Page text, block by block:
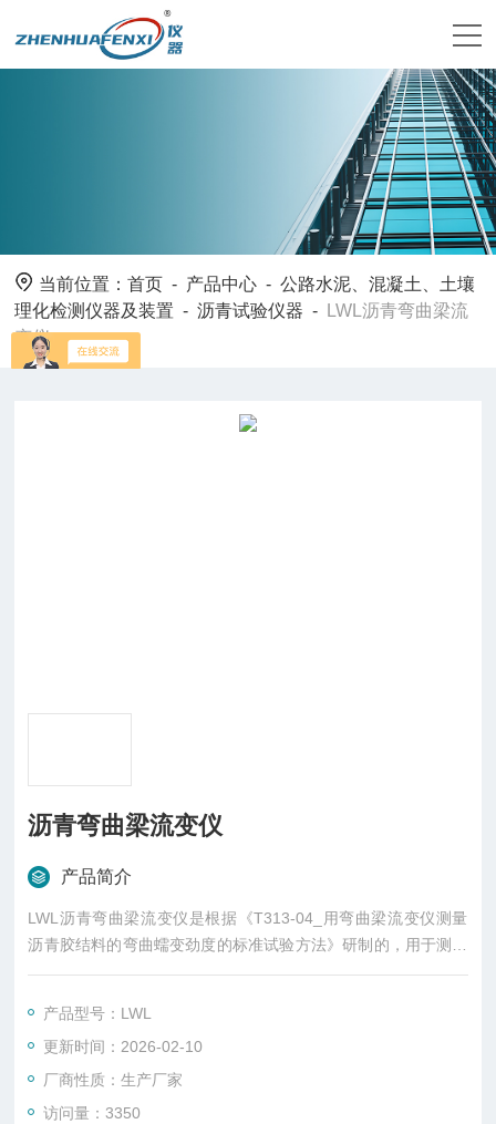
当前位置：首页 - 产品中心 -公路水泥、混凝土、土壤
理化检测仪器及装置 -沥青试验仪器 -
LWL沥青弯曲梁流
变仪
沥青弯曲梁流变仪
产品简介
LWL沥青弯曲梁流变仪是根据《T313-04_用弯曲梁流变仪测量
沥青胶结料的弯曲蠕变劲度的标准试验方法》研制的，用于测沥
青胶结料的挠曲蠕变或柔量，被测材料是未老化的沥青或T240
作温度范围为（-36~22）℃。它由高低温恒温水槽、杆杠加载装
置、数据采集系统及微机数据处理系统等部分组成，是国内*的沥
青弯曲梁流变自动测试设备。
产品型号：LWL
更新时间：2026-02-10
厂商性质：生产厂家
访问量：3350